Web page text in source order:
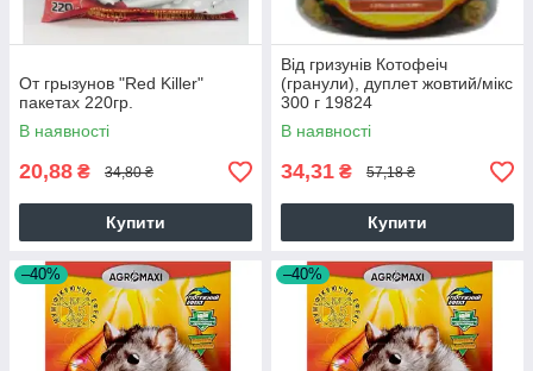
От грызунов "Red Killer"
пакетах 220гр.
В наявності
20,88 ₴ 34,80 ₴
Купити
Від гризунів Котофеіч
(гранули), дуплет жовтий/мікс
300 г 19824
В наявності
34,31 ₴ 57,18 ₴
Купити
–40% –40%